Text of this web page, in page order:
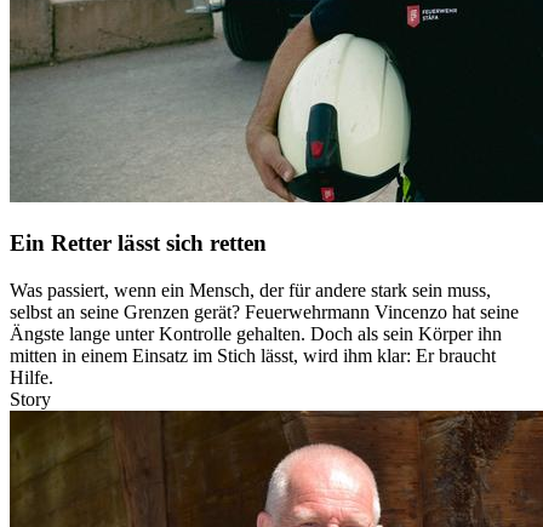
Ein Retter lässt sich retten
Was passiert, wenn ein Mensch, der für andere stark sein muss,
selbst an seine Grenzen gerät? Feuerwehrmann Vincenzo hat seine
Ängste lange unter Kontrolle gehalten. Doch als sein Körper ihn
mitten in einem Einsatz im Stich lässt, wird ihm klar: Er braucht
Hilfe.
Story